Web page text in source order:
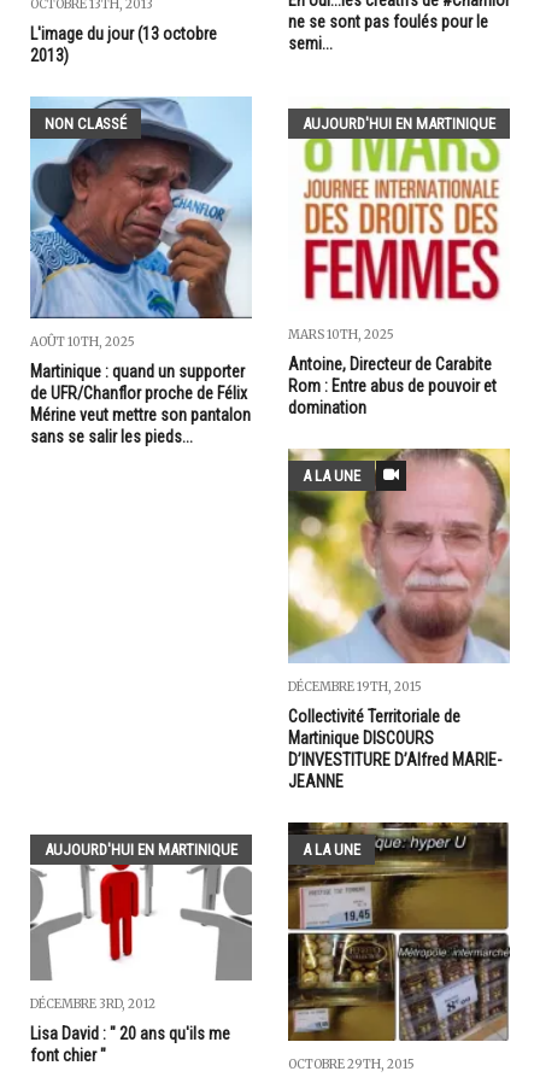
OCTOBRE 13TH, 2013
L'image du jour (13 octobre
2013)
ne se sont pas foulés pour le
semi...
NON CLASSÉ
AOÛT 10TH, 2025
Martinique : quand un supporter
de UFR/Chanflor proche de Félix
Mérine veut mettre son pantalon
sans se salir les pieds...
AUJOURD'HUI EN MARTINIQUE
MARS 10TH, 2025
Antoine, Directeur de Carabite
Rom : Entre abus de pouvoir et
domination
A LA UNE
DÉCEMBRE 19TH, 2015
Collectivité Territoriale de
Martinique DISCOURS
D’INVESTITURE D’Alfred MARIE-
JEANNE
AUJOURD'HUI EN MARTINIQUE
DÉCEMBRE 3RD, 2012
Lisa David : " 20 ans qu'ils me
font chier "
A LA UNE
OCTOBRE 29TH, 2015